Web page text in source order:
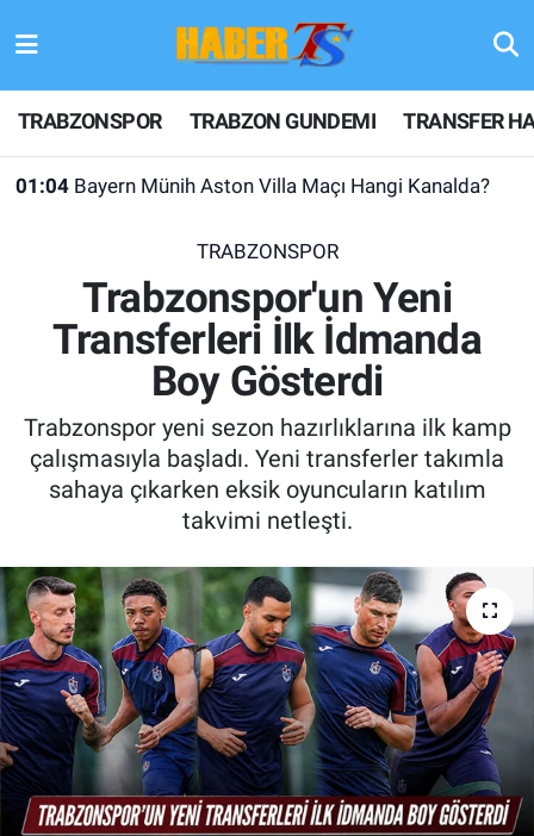
TRABZONSPOR TRABZON GUNDEMI TRANSFER
01:02 7 Ağustos 2026 Resmi Gazete Kararları Yayımlandı
TRABZONSPOR
Trabzonspor'un Yeni
Transferleri İlk İdmanda
Boy Gösterdi
Trabzonspor yeni sezon hazırlıklarına ilk kamp
çalışmasıyla başladı. Yeni transferler takımla
sahaya çıkarken eksik oyuncuların katılım
takvimi netleşti.
TRABZONSPOR
TRABZON GUNDEMI
KULİS MEYDANI
1461 TRABZON
FUTBOL
TV VE SİNEMA
BASKETBOL
SAĞLIK
GENEL
KÜLTÜR SANAT
Hava Durumu
Trafik Durumu
Son Dakika Haberleri
Haber Arşivi